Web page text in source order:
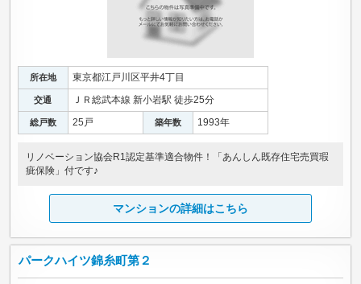
所在地 東京都江戸川区平井4丁目
交通 ＪＲ総武本線 新小岩駅 徒歩25分
総戸数 25戸 築年数 1993年
リノベーション協会R1認定基準適合物件！「あんしん既存住宅売買瑕
疵保険」付です♪
マンションの詳細はこちら
パークハイツ錦糸町第２